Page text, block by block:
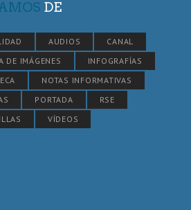
DE
AUDIOS
CANAL
DE IMÁGENES
INFOGRAFÍAS
NOTAS INFORMATIVAS
PORTADA
RSE
VÍDEOS